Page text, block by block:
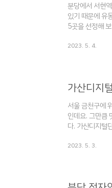
분당에서 서현
있기 때문에 유
5곳을 선정해
BEST 5 - 실패
2023. 5. 4.
가산디지
서울 금천구에
인데요. 그만큼
다. 가산디지털
랭킹 구로 맛집
2023. 5. 3.